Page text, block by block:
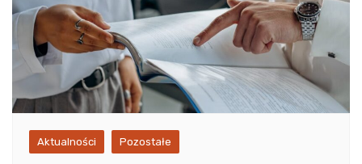
Aktualności Pozostałe